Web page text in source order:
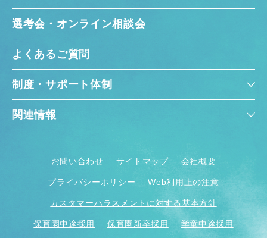
選考会・オンライン相談会
よくあるご質問
制度・サポート体制
関連情報
お問い合わせ サイトマップ 会社概要
プライバシーポリシー Web利用上の注意
カスタマーハラスメントに対する基本方針
保育園中途採用 保育園新卒採用 学童中途採用